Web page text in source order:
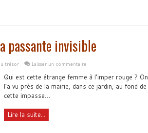
passante invisible
trésor Laisser un commentaire
Qui est cette étrange femme à l’imper rouge ? On
l’a vu près de la mairie, dans ce jardin, au fond de
cette impasse…
Lire la suite...